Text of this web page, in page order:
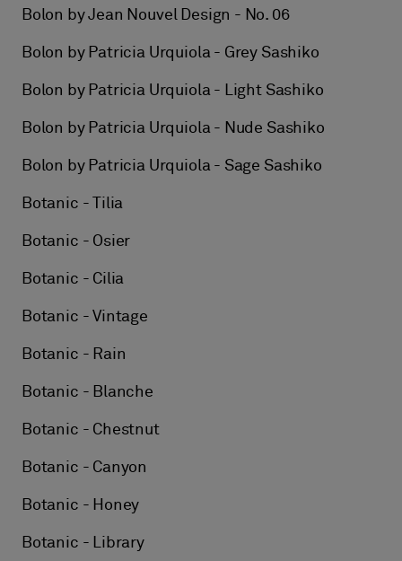
Bolon by Jean Nouvel Design - No. 06
Bolon by Patricia Urquiola - Grey Sashiko
Bolon by Patricia Urquiola - Light Sashiko
Bolon by Patricia Urquiola - Nude Sashiko
Bolon by Patricia Urquiola - Sage Sashiko
Botanic - Tilia
Botanic - Osier
Botanic - Cilia
Botanic - Vintage
Botanic - Rain
Botanic - Blanche
Botanic - Chestnut
Botanic - Canyon
Botanic - Honey
Botanic - Library